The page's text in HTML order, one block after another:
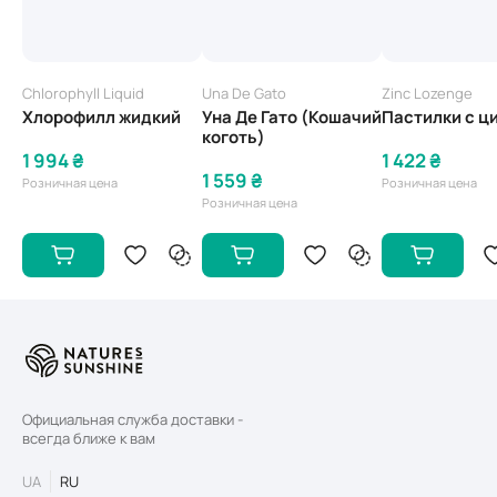
Chlorophyll Liquid
Хлорофилл жидкий
1 994 ₴
Розничная цена
Una De Gato
Уна Де Гато (Кошачий
коготь)
1 559 ₴
Розничная цена
Zinc Lozenge
Пастилки с
1 422 ₴
Розничная цена
Официальная служба доставки -
всегда ближе к вам
UA RU